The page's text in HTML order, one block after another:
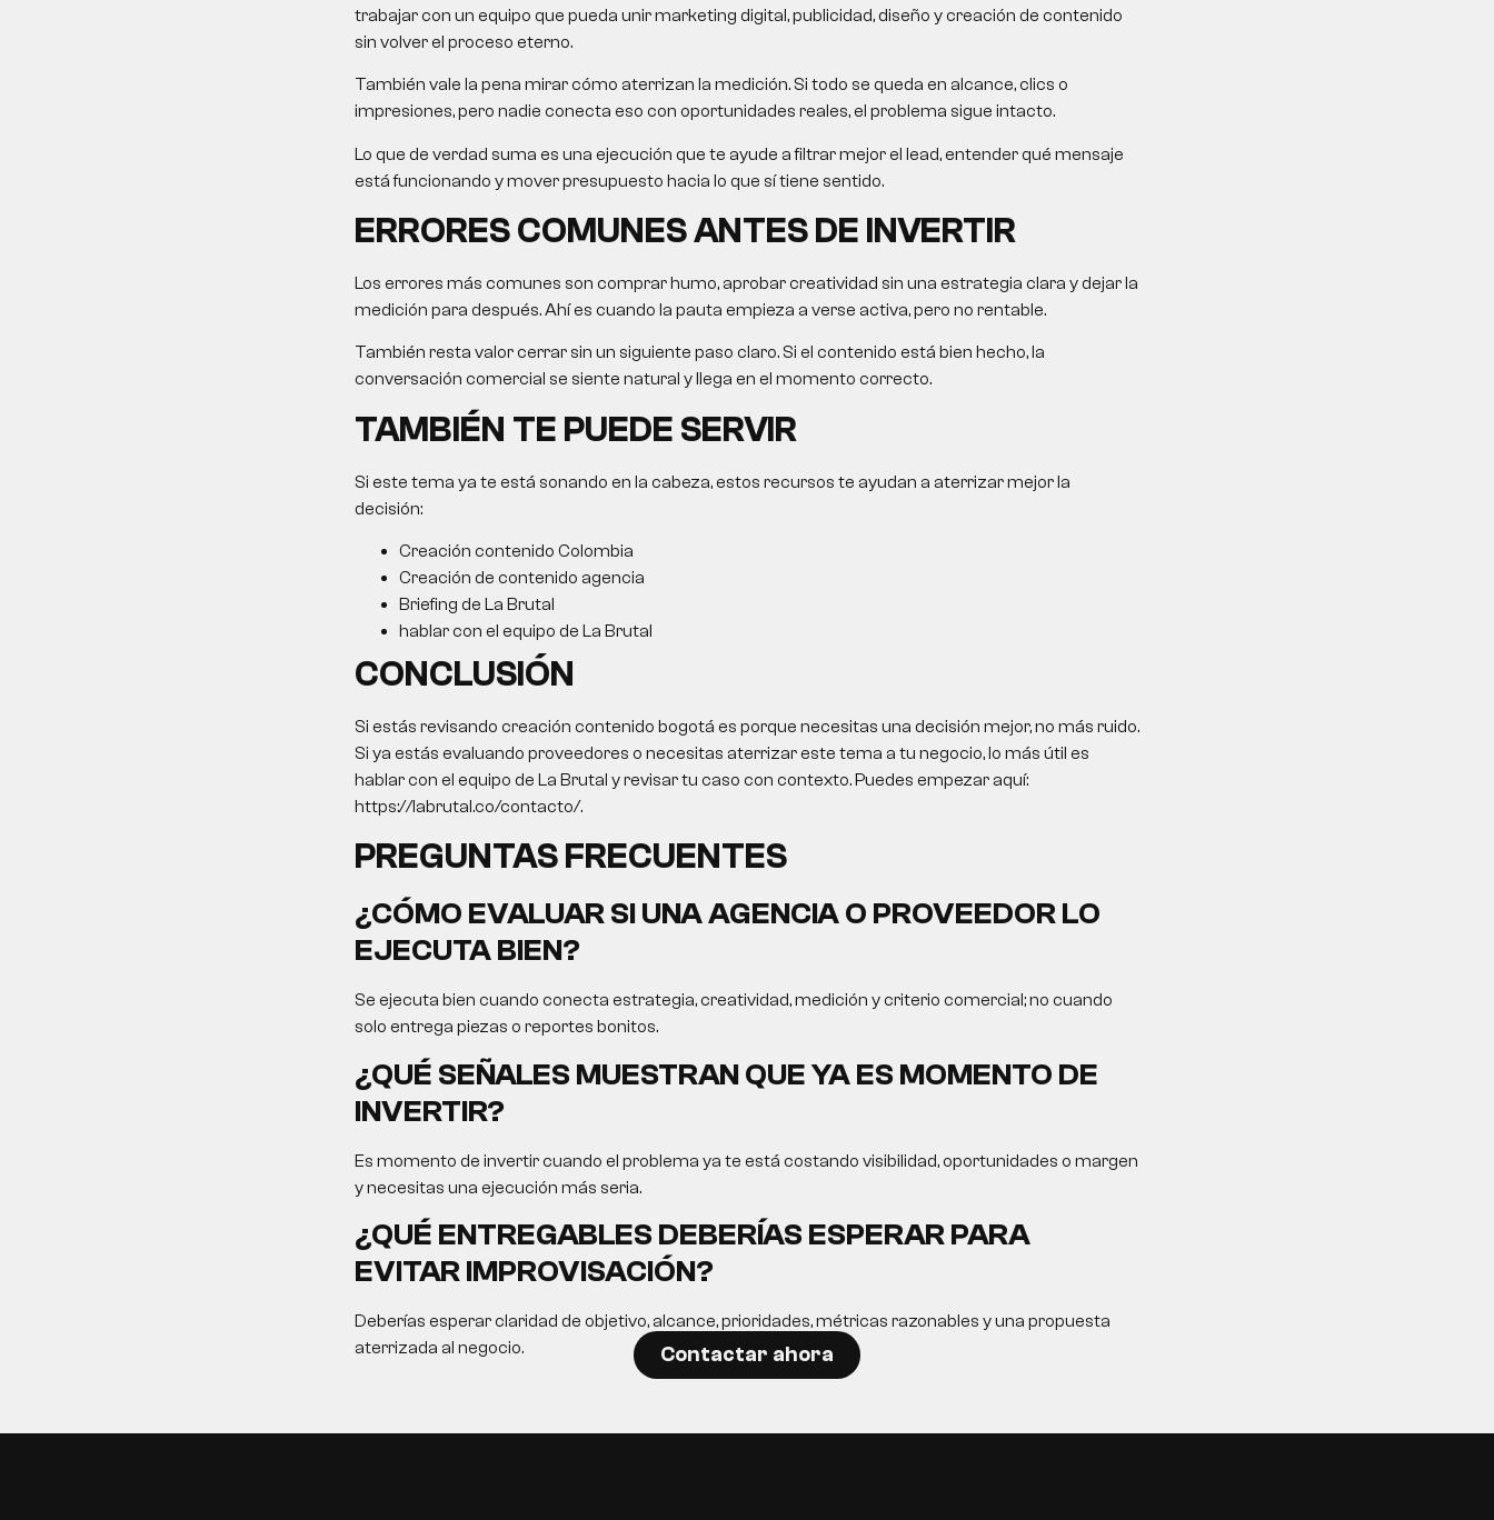
trabajar con un equipo que pueda unir marketing digital, publicidad, diseño y creación de contenido
sin volver el proceso eterno.
También vale la pena mirar cómo aterrizan la medición. Si todo se queda en alcance, clics o
impresiones, pero nadie conecta eso con oportunidades reales, el problema sigue intacto.
Lo que de verdad suma es una ejecución que te ayude a filtrar mejor el lead, entender qué mensaje
está funcionando y mover presupuesto hacia lo que sí tiene sentido.
ERRORES COMUNES ANTES DE INVERTIR
Los errores más comunes son comprar humo, aprobar creatividad sin una estrategia clara y dejar la
medición para después. Ahí es cuando la pauta empieza a verse activa, pero no rentable.
También resta valor cerrar sin un siguiente paso claro. Si el contenido está bien hecho, la
conversación comercial se siente natural y llega en el momento correcto.
TAMBIÉN TE PUEDE SERVIR
Si este tema ya te está sonando en la cabeza, estos recursos te ayudan a aterrizar mejor la
decisión:
Creación contenido Colombia
Creación de contenido agencia
Briefing de La Brutal
hablar con el equipo de La Brutal
CONCLUSIÓN
Si estás revisando creación contenido bogotá es porque necesitas una decisión mejor, no más ruido.
Si ya estás evaluando proveedores o necesitas aterrizar este tema a tu negocio, lo más útil es
hablar con el equipo de La Brutal y revisar tu caso con contexto. Puedes empezar aquí:
https://labrutal.co/contacto/.
PREGUNTAS FRECUENTES
¿CÓMO EVALUAR SI UNA AGENCIA O PROVEEDOR LO
EJECUTA BIEN?
Se ejecuta bien cuando conecta estrategia, creatividad, medición y criterio comercial; no cuando
solo entrega piezas o reportes bonitos.
¿QUÉ SEÑALES MUESTRAN QUE YA ES MOMENTO DE
INVERTIR?
Es momento de invertir cuando el problema ya te está costando visibilidad, oportunidades o margen
y necesitas una ejecución más seria.
¿QUÉ ENTREGABLES DEBERÍAS ESPERAR PARA
EVITAR IMPROVISACIÓN?
Deberías esperar claridad de objetivo, alcance, prioridades, métricas razonables y una propuesta
aterrizada al negocio.
Contactar ahora